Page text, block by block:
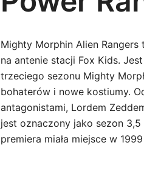
Mighty Morphin Alien
na antenie stacji Fox Kids.
trzeciego sezonu Mighty
bohaterów i nowe kostiumy.
antagonistami, Lordem
jest oznaczony jako sezon 3,5
premiera miała miejsce w